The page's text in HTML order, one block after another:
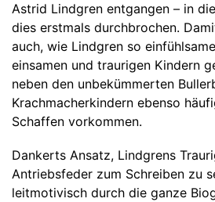
Astrid Lindgren entgangen – in
dies erstmals durchbrochen.
auch, wie Lindgren so
einsamen und traurigen Kindern
neben den unbekümmerten
Krachmacherkindern ebenso
Schaffen vorkommen.
Dankerts Ansatz, Lindgrens
Antriebsfeder zum Schreiben zu
leitmotivisch durch die ganze